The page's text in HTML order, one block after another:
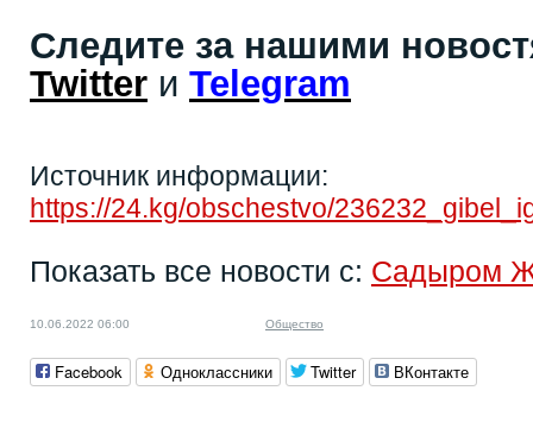
Следите за нашими
Twitter и Telegram
Источник информации:
https://24.kg/obschestvo/
Показать все новости с: Садыром
10.06.2022 06:00 Общество
Facebook Одноклассники Twitter ВКонтакте